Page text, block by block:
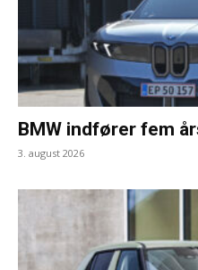
BMW indfører fem
3. august 2026